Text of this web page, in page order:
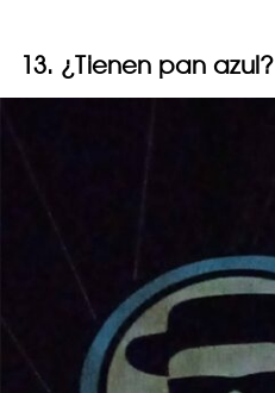
13. ¿Tienen pan azul?